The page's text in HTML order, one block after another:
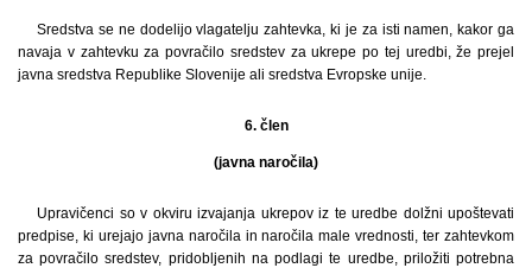
Sredstva se ne dodelijo vlagatelju zahtevka, ki je za isti namen, kakor ga
navaja v zahtevku za povračilo sredstev za ukrepe po tej uredbi, že prejel
javna sredstva Republike Slovenije ali sredstva Evropske unije.
6. člen
(javna naročila)
Upravičenci so v okviru izvajanja ukrepov iz te uredbe dolžni upoštevati
predpise, ki urejajo javna naročila in naročila male vrednosti, ter zahtevkom
za povračilo sredstev, pridobljenih na podlagi te uredbe, priložiti potrebna